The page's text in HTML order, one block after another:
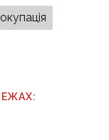
окупація